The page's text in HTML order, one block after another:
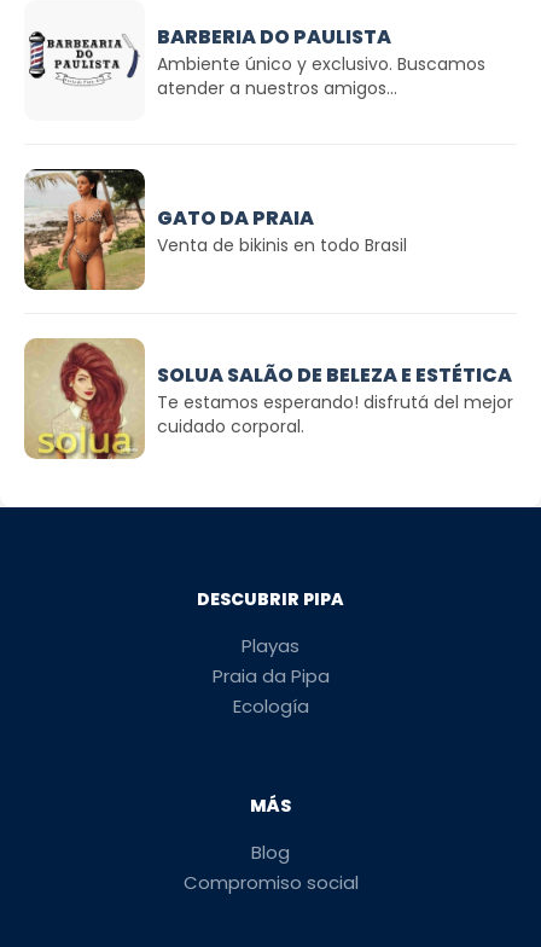
BARBERIA DO PAULISTA
Ambiente único y exclusivo. Buscamos
atender a nuestros amigos...
GATO DA PRAIA
Venta de bikinis en todo Brasil
SOLUA SALÃO DE BELEZA E ESTÉTICA
Te estamos esperando! disfrutá del mejor
cuidado corporal.
DESCUBRIR PIPA
Playas
Praia da Pipa
Ecología
MÁS
Blog
Compromiso social